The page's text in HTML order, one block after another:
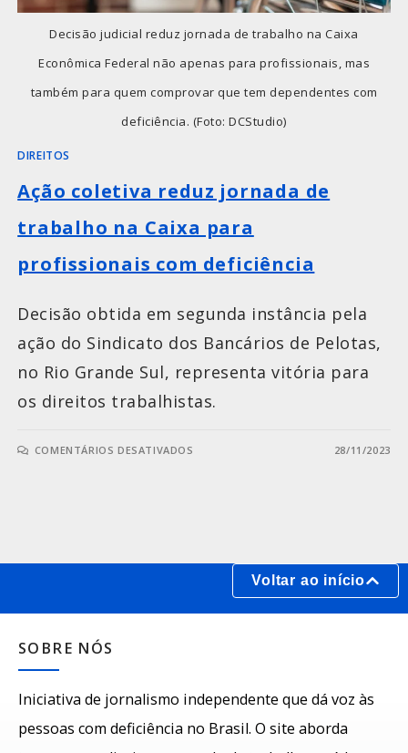
Decisão judicial reduz jornada de trabalho na Caixa
Econômica Federal não apenas para profissionais, mas
também para quem comprovar que tem dependentes com
deficiência. (Foto: DCStudio)
DIREITOS
Ação coletiva reduz jornada de
trabalho na Caixa para
profissionais com deficiência
Decisão obtida em segunda instância pela
ação do Sindicato dos Bancários de Pelotas,
no Rio Grande Sul, representa vitória para
os direitos trabalhistas.
COMENTÁRIOS DESATIVADOS 28/11/2023
Voltar ao início
SOBRE NÓS
Iniciativa de jornalismo independente que dá voz às
pessoas com deficiência no Brasil. O site aborda